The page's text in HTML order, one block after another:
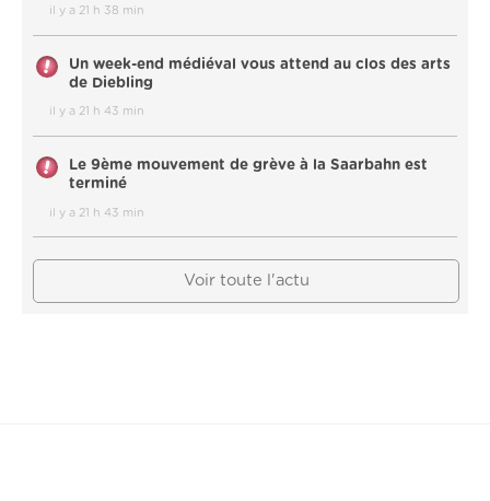
il y a 21 h 38 min
Un week-end médiéval vous attend au clos des arts
de Diebling
il y a 21 h 43 min
Le 9ème mouvement de grève à la Saarbahn est
terminé
il y a 21 h 43 min
Voir toute l'actu